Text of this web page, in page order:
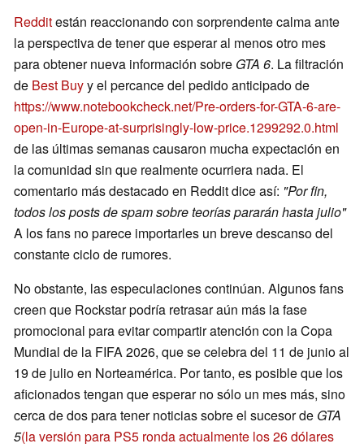
Redditestán reaccionando con sorprendente calma ante
la perspectiva de tener que esperar al menos otro mes
para obtener nueva información sobre GTA 6. La filtración
de Best Buyy el percance del pedido anticipado de
https://www.notebookcheck.net/Pre-orders-for-GTA-6-are-
open-in-Europe-at-surprisingly-low-price.1299292.0.html
de las últimas semanas causaron mucha expectación en
la comunidad sin que realmente ocurriera nada. El
comentario más destacado en Reddit dice así: "Por fin,
todos los posts de spam sobre teorías pararán hasta julio"
A los fans no parece importarles un breve descanso del
constante ciclo de rumores.
No obstante, las especulaciones continúan. Algunos fans
creen que Rockstar podría retrasar aún más la fase
promocional para evitar compartir atención con la Copa
Mundial de la FIFA 2026, que se celebra del 11 de junio al
19 de julio en Norteamérica. Por tanto, es posible que los
aficionados tengan que esperar no sólo un mes más, sino
cerca de dos para tener noticias sobre el sucesor de GTA
5(la versión para PS5 ronda actualmente los 26 dólares